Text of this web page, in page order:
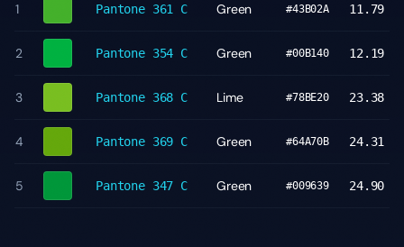
1 Pantone 361 C Green #43B02A 11.79
2 Pantone 354 C Green #00B140 12.19
3 Pantone 368 C Lime #78BE20 23.38
4 Pantone 369 C Green #64A70B 24.31
5 Pantone 347 C Green #009639 24.90